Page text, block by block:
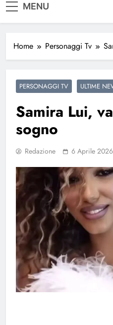
MENU
Home Personaggi Tv
PERSONAGGI TV ULTIME
Samira Lui,
sogno
Redazione 6 Aprile